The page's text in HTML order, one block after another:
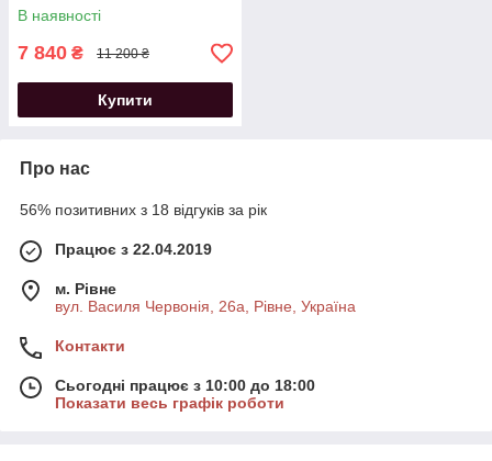
В наявності
7 840 ₴ 11 200 ₴
Купити
Про нас
56% позитивних з 18 відгуків за рік
Працює з 22.04.2019
м. Рівне
вул. Василя Червонія, 26а, Рівне, Україна
Контакти
Сьогодні працює з 10:00 до 18:00
Показати весь графік роботи